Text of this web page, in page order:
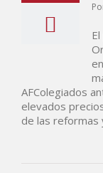
AFColegiados
elevados
de las reformas